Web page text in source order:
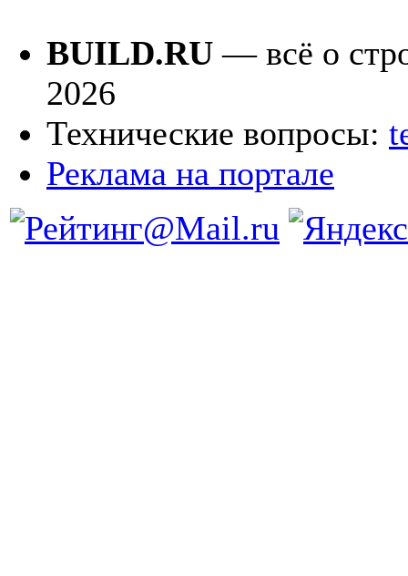
BUILD.RU — всё о
2026
Технические вопросы:
Реклама на портале